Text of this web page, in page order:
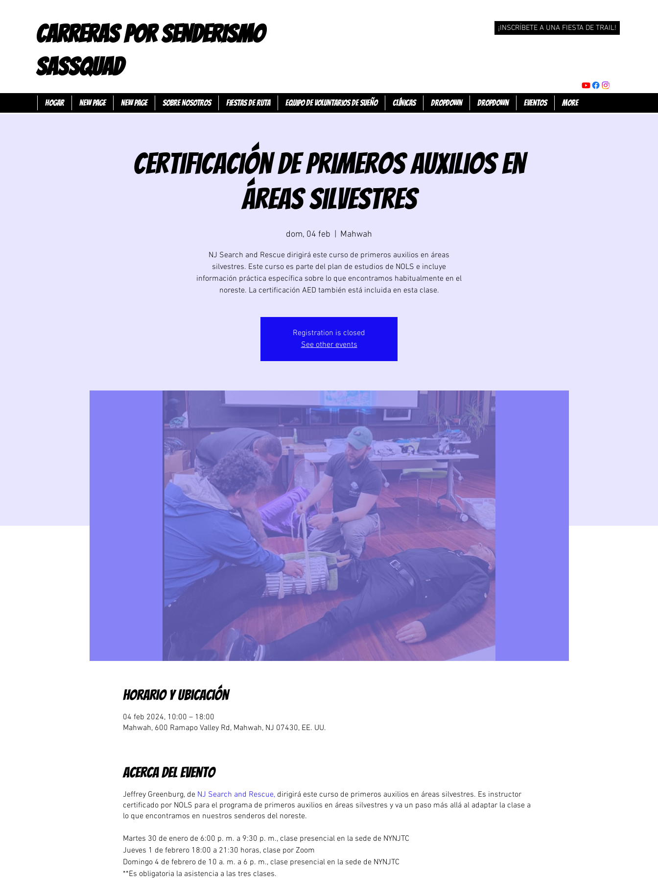
CARRERAS POR SENDERISMO
SASSQUAD
¡INSCRÍBETE A UNA FIESTA DE TRAIL!
HOGAR New Page New Page SOBRE NOSOTROS FIESTAS DE RUTA EQUIPO DE VOLUNTARIOS DE SUEÑO CLÍNICAS Dropdown Dropdown Eventos More
Certificación de primeros auxilios en
áreas silvestres
dom, 04 feb Mahwah
NJ Search and Rescue dirigirá este curso de primeros auxilios en áreas
silvestres. Este curso es parte del plan de estudios de NOLS e incluye
información práctica específica sobre lo que encontramos habitualmente en el
noreste. La certificación AED también está incluida en esta clase.
Registration is closed
See other events
Horario y ubicación
04 feb 2024, 10:00 – 18:00
Mahwah, 600 Ramapo Valley Rd, Mahwah, NJ 07430, EE. UU.
Acerca del evento
Jeffrey Greenburg, de NJ Search and Rescue,dirigirá este curso de primeros auxilios en áreas silvestres. Es instructor
certificado por NOLS para el programa de primeros auxilios en áreas silvestres y va un paso más allá al adaptar la clase a
lo que encontramos en nuestros senderos del noreste.
Martes 30 de enero de 6:00 p. m. a 9:30 p. m., clase presencial en la sede de NYNJTC
Jueves 1 de febrero 18:00 a 21:30 horas, clase por Zoom
Domingo 4 de febrero de 10 a. m. a 6 p. m., clase presencial en la sede de NYNJTC
**Es obligatoria la asistencia a las tres clases.